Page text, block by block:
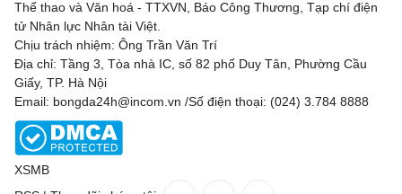
Thể thao và Văn hoá - TTXVN, Báo Công Thương, Tạp chí điện
tử Nhân lực Nhân tài Việt.
Chịu trách nhiệm: Ông Trần Văn Trí
Địa chỉ: Tầng 3, Tòa nhà IC, số 82 phố Duy Tân, Phường Cầu
Giấy, TP. Hà Nội
Email: bongda24h@incom.vn /Số điện thoại: (024) 3.784 8888
XSMB